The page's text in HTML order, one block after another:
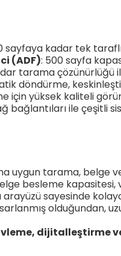
sayfaya kadar tek
(ADF): 500 sayfa
tarama çözünürlüğü
döndürme,
için yüksek kaliteli
bağlantıları ile çeşitli
uygun tarama, belge
besleme kapasitesi,
arayüzü sayesinde
olduğundan,
dijitalleştirme